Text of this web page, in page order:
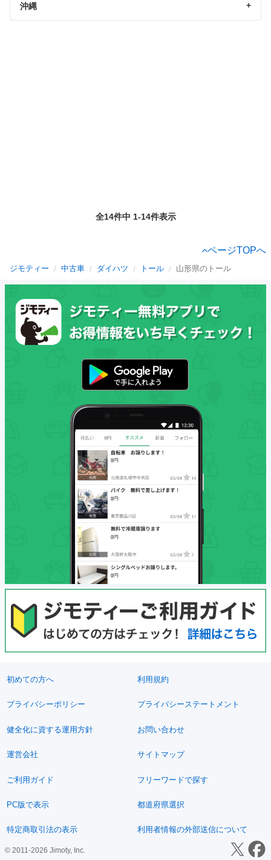
沖縄
全14件中 1-14件表示
ページTOPへ
ジモティー 中古車 ダイハツ トール 山形県のトール
初めての方へ 利用規約
プライバシーポリシー プライバシーステートメント
健全化に資する運用方針 お問い合わせ
運営会社 サイトマップ
ご利用ガイド フリーワードで探す
PC版で表示 都道府県選択
特定商取引法の表示 利用者情報の外部送信について
© 2011-2026 Jimoty, Inc.